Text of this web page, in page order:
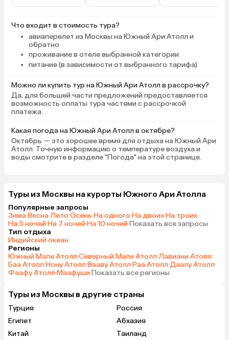
Что входит в стоимость тура?
авиаперелет из Москвы на Южный Ари Атолл и
обратно
проживание в отеле выбранной категории
питание (в зависимости от выбранного тарифа)
Можно ли купить тур на Южный Ари Атолл в рассрочку?
Да, для большей части предложений предоставляется
возможность оплаты тура частями с рассрочкой
платежа.
Какая погода на Южный Ари Атолл в октябре?
Октябрь — это хорошее время для отдыха на Южный Ари
Атолл. Точную информацию о температуре воздуха и
воды смотрите в разделе "Погода" на этой странице.
Туры из Москвы на курорты Южного Ари Атолла
Популярные запросы
Зима·Весна·Лето·Осень·На одного·На двоих·На троих·
На 5 ночей·На 7 ночей·На 10 ночей·Показать все запросы
Тип отдыха
Индийский океан
Регионы
Южный Мале Атолл·Северный Мале Атолл·Лавиани Атолл·
Баа Атолл·Нону Атолл·Вааву Атолл·Раа Атолл·Даалу Атолл·
Фаафу Атолл·Маафуши·Показать все регионы
Туры из Москвы в другие страны
Турция
Россия
Египет
Абхазия
Китай
Таиланд